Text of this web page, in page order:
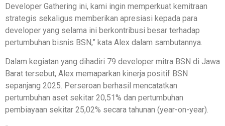
Developer Gathering ini, kami ingin memperkuat kemitraan
strategis sekaligus memberikan apresiasi kepada para
developer yang selama ini berkontribusi besar terhadap
pertumbuhan bisnis BSN,” kata Alex dalam sambutannya.
Dalam kegiatan yang dihadiri 79 developer mitra BSN di Jawa
Barat tersebut, Alex memaparkan kinerja positif BSN
sepanjang 2025. Perseroan berhasil mencatatkan
pertumbuhan aset sekitar 20,51% dan pertumbuhan
pembiayaan sekitar 25,02% secara tahunan (year-on-year).